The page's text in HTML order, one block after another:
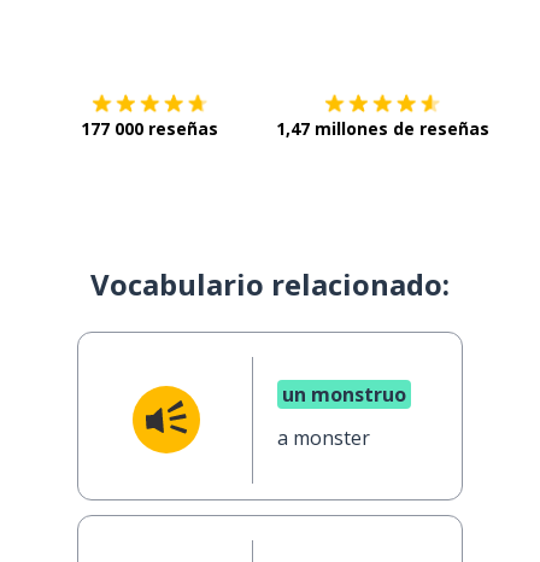
177 000 reseñas 1,47 millones de reseñas
Vocabulario relacionado:
un monstruo
a monster